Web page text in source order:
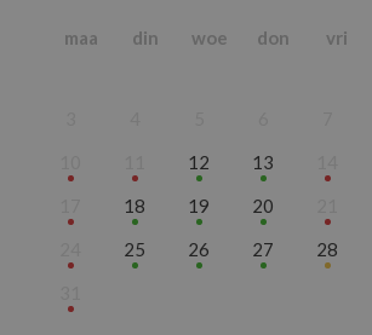
Juni
Juli
Augustus
September
maa din woe don vri
12 13
18 19 20
25 26 27 28